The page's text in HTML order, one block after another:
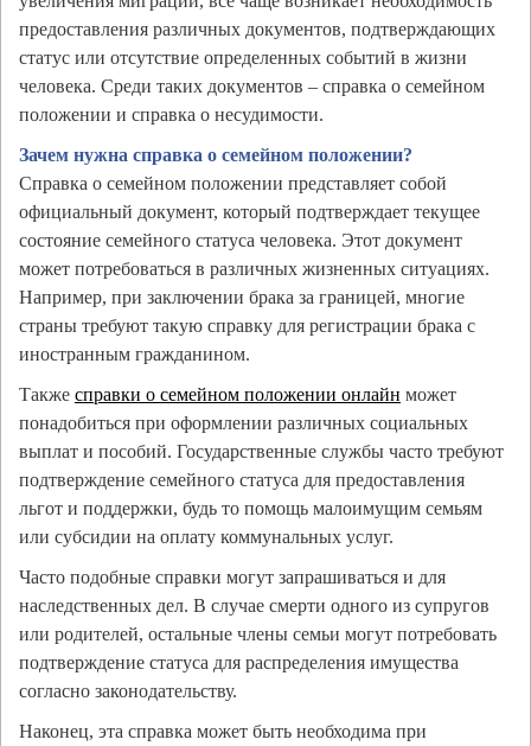
предоставления различных документов, подтверждающих
статус или отсутствие определенных событий в жизни
человека. Среди таких документов – справка о семейном
положении и справка о несудимости.
Зачем нужна справка о семейном положении?
Справка о семейном положении представляет собой
официальный документ, который подтверждает текущее
состояние семейного статуса человека. Этот документ
может потребоваться в различных жизненных ситуациях.
Например, при заключении брака за границей, многие
страны требуют такую справку для регистрации брака с
иностранным гражданином.
Также справки о семейном положении онлайн может
понадобиться при оформлении различных социальных
выплат и пособий. Государственные службы часто требуют
подтверждение семейного статуса для предоставления
льгот и поддержки, будь то помощь малоимущим семьям
или субсидии на оплату коммунальных услуг.
Часто подобные справки могут запрашиваться и для
наследственных дел. В случае смерти одного из супругов
или родителей, остальные члены семьи могут потребовать
подтверждение статуса для распределения имущества
согласно законодательству.
Наконец, эта справка может быть необходима при